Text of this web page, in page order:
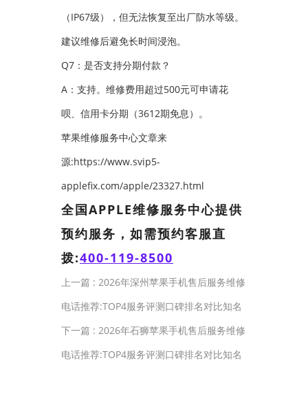
（IP67级），但无法恢复至出厂防水等级。
建议维修后避免长时间浸泡。
Q7：是否支持分期付款？
A：支持。维修费用超过500元可申请花
呗、信用卡分期（3612期免息）。
苹果维修服务中心文章来
源:https://www.svip5-
applefix.com/apple/23327.html
全国APPLE维修服务中心提供
预约服务，如需预约客服直
拨:400-119-8500
上一篇 : 2026年深州苹果手机售后服务维修
电话推荐:TOP4服务评测口碑排名对比知名
下一篇 : 2026年石狮苹果手机售后服务维修
电话推荐:TOP4服务评测口碑排名对比知名